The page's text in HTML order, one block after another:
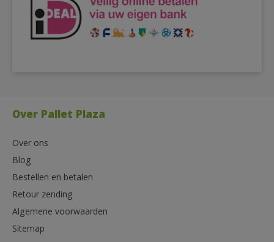
Over Pallet Plaza
Over ons
Blog
Bestellen en betalen
Retour zending
Algemene voorwaarden
Sitemap